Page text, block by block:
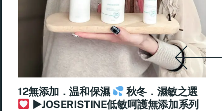
12無添加．温和保濕
秋冬．濕敏之選
►JOSERISTINE低敏呵護無添加系列